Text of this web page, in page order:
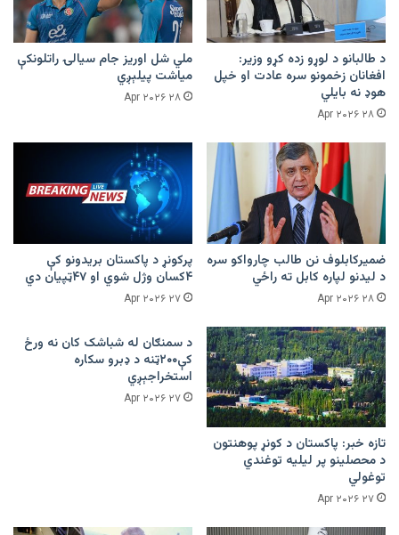
د طالبانو د لوړو زده کړو وزیر:
افغانان زخمونو سره عادت او خپل
هوډ نه بایلي
۲۸ Apr ۲۰۲۶
ملي شل اوریز جام سیالۍ راتلونکې
میاشت پیلېږي
۲۸ Apr ۲۰۲۶
ضمیرکابلوف نن طالب چارواکو سره
د لیدنو لپاره کابل ته راځي
۲۸ Apr ۲۰۲۶
پرکونړ د پاکستان بریدونو کې
۴کسان وژل شوي او ۴۷ټپیان دي
۲۷ Apr ۲۰۲۶
تازه خبر: پاکستان د کونړ پوهنتون
د محصلینو پر لیلیه توغندي
توغولي
۲۷ Apr ۲۰۲۶
د سمنګان له شباشک کان نه ورځ
کې۲۰۰ټنه د ډبرو سکاره
استخراجېږي
۲۷ Apr ۲۰۲۶